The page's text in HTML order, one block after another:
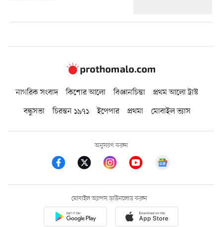
নাগরিক সংবাদ কিশোর আলো বিজ্ঞানচিন্তা
প্রথম আলো ট্রাস্ট
বন্ধুসভা
চিরন্তন ১৯৭১ ইপেপার প্রথমা মোবাইল ভ্যাস
অনুসরণ করুন
মোবাইল অ্যাপস ডাউনলোড করুন